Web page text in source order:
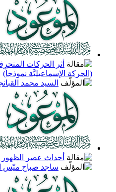
أثر الحركات
(الحركة الإسماعيليَّة نموذجاً)
السيد محمد
أحداث عصر الظهور
ساجد صباح ميّس